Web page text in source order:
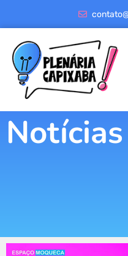
Notícias